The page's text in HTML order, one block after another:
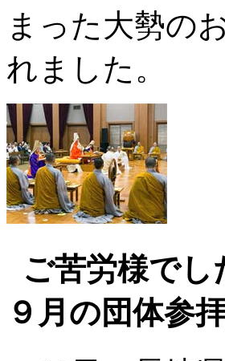
まった大勢の
れました。
ご苦労様でし
９月の団体参